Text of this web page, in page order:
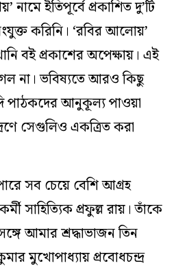
নামে ইতিপূর্বে প্রকাশিত দু’টি
করিনি। ‘রবির আলোয়’
বই প্রকাশের অপেক্ষায়। এই
না। ভবিষ্যতে আরও কিছু
পাঠকদের আনুকূল্য পাওয়া
সেগুলিও একত্রিত করা
সব চেয়ে বেশি আগ্রহ
সাহিত্যিক প্রফুল্ল রায়। তাঁকে
আমার শ্রদ্ধাভাজন তিন
মুখোপাধ্যায় প্রবোধচন্দ্র